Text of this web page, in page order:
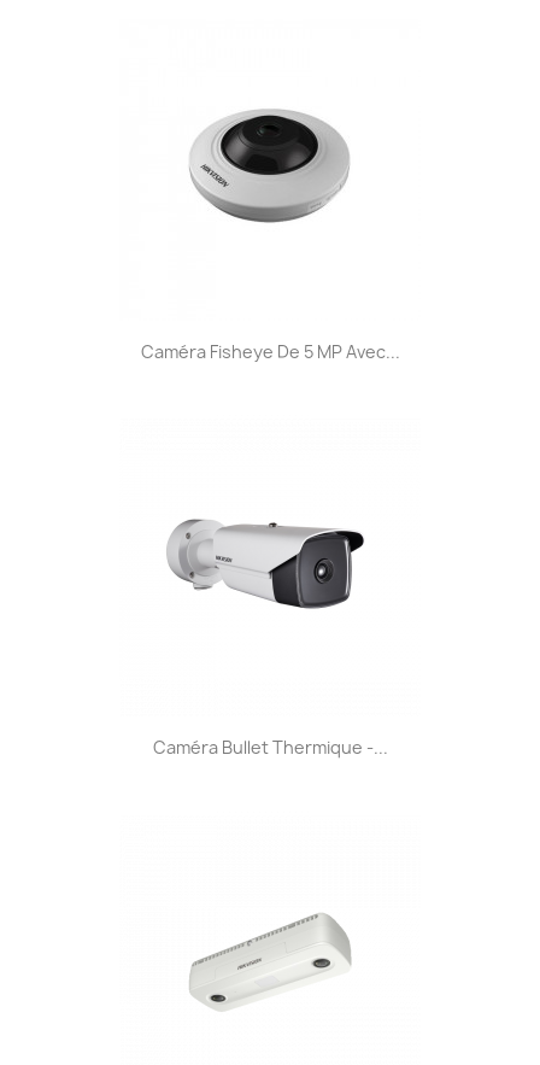
Caméra Fisheye De 5 MP Avec...
Caméra Bullet Thermique -...